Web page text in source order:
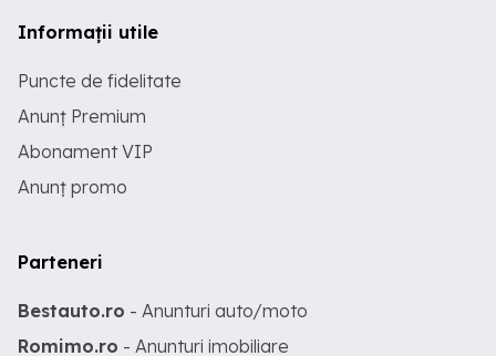
Informații utile
Puncte de fidelitate
Anunț Premium
Abonament VIP
Anunț promo
Parteneri
Bestauto.ro - Anunturi auto/moto
Romimo.ro - Anunturi imobiliare